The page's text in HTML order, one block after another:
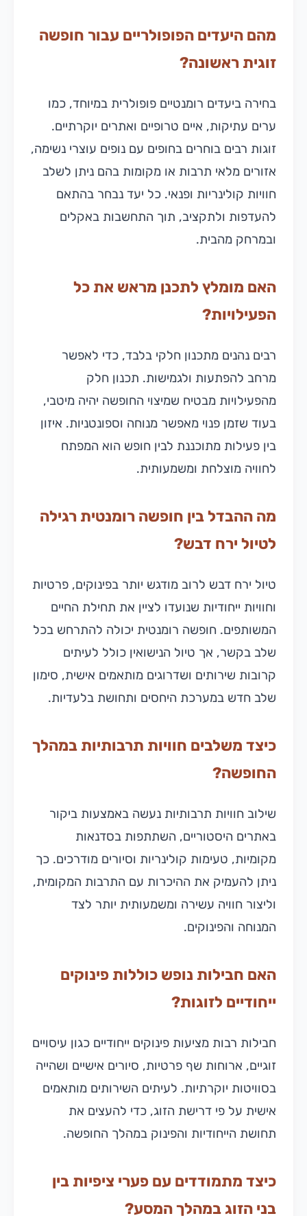
מהם היעדים הפופולריים עבור חופשה
זוגית ראשונה?
בחירה ביעדים רומנטיים פופולרית במיוחד, כמו
ערים עתיקות, איים טרופיים ואתרים יוקרתיים.
זוגות רבים בוחרים בחופים עם נופים עוצרי נשימה,
אזורים מלאי תרבות או מקומות בהם ניתן לשלב
חוויות קולינריות ופנאי. כל יעד נבחר בהתאם
להעדפות ולתקציב, תוך התחשבות באקלים
ובמרחק מהבית.
האם מומלץ לתכנן מראש את כל
הפעילויות?
רבים נהנים מתכנון חלקי בלבד, כדי לאפשר
מרחב להפתעות ולגמישות. תכנון חלק
מהפעילויות מבטיח שמיצוי החופשה יהיה מיטבי,
בעוד שזמן פנוי מאפשר מנוחה וספונטניות. איזון
בין פעילות מתוכננת לבין חופש הוא המפתח
לחוויה מוצלחת ומשמעותית.
מה ההבדל בין חופשה רומנטית רגילה
לטיול ירח דבש?
טיול ירח דבש לרוב מודגש יותר בפינוקים, פרטיות
וחוויות ייחודיות שנועדו לציין את תחילת החיים
המשותפים. חופשה רומנטית יכולה להתרחש בכל
שלב בקשר, אך טיול הנישואין כולל לעיתים
קרובות שירותים ושדרוגים מותאמים אישית, סימון
שלב חדש במערכת היחסים ותחושת בלעדיות.
כיצד משלבים חוויות תרבותיות במהלך
החופשה?
שילוב חוויות תרבותיות נעשה באמצעות ביקור
באתרים היסטוריים, השתתפות בסדנאות
מקומיות, טעימות קולינריות וסיורים מודרכים. כך
ניתן להעמיק את ההיכרות עם התרבות המקומית,
וליצור חוויה עשירה ומשמעותית יותר לצד
המנוחה והפינוקים.
האם חבילות נופש כוללות פינוקים
ייחודיים לזוגות?
חבילות רבות מציעות פינוקים ייחודיים כגון עיסויים
זוגיים, ארוחות שף פרטיות, סיורים אישיים ושהייה
בסוויטות יוקרתיות. לעיתים השירותים מותאמים
אישית על פי דרישת הזוג, כדי להעצים את
תחושת הייחודיות והפינוק במהלך החופשה.
כיצד מתמודדים עם פערי ציפיות בין
בני הזוג במהלך המסע?